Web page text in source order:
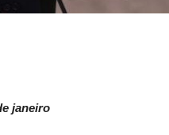
janeiro